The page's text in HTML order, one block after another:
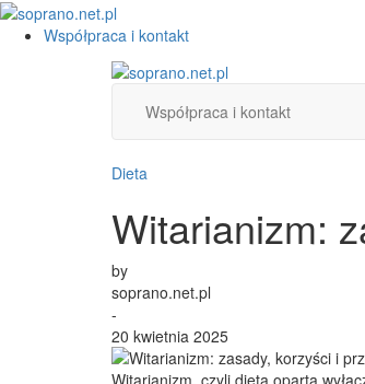
Współpraca i kontakt
Współpraca i kontakt
Dieta
Witarianizm:
by
soprano.net.pl
-
20 kwietnia 2025
Witarianizm, czyli dieta oparta